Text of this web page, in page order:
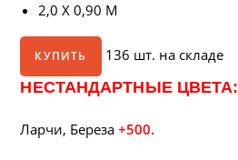
2,0 X 0,90 М
КУПИТЬ
136 шт. на складе
НЕСТАНДАРТНЫЕ ЦВЕТА:
Ларчи, Береза +500.